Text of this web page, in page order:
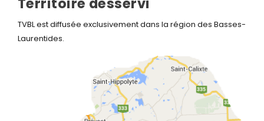
TVBL est diffusée exclusivement dans la région des Basses-
Laurentides.